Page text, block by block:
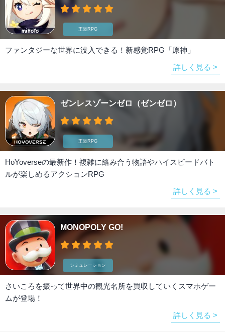
王道RPG
ファンタジーな世界に没入できる！新感覚RPG「原神」
詳しく見る >
ゼンレスゾーンゼロ（ゼンゼロ）
王道RPG
HoYoverseの最新作！複雑に絡み合う物語やハイスピードバト
ルが楽しめるアクションRPG
詳しく見る >
MONOPOLY GO!
シミュレーション
さいころを振って世界中の観光名所を買収していくスマホゲー
ムが登場！
詳しく見る >